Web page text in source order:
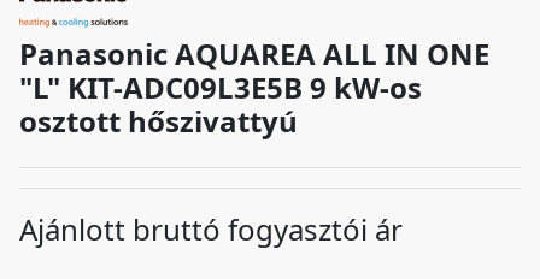
Panasonic AQUAREA ALL IN ONE
"L" KIT-ADC09L3E5B 9 kW-os
osztott hőszivattyú
Ajánlott bruttó fogyasztói ár